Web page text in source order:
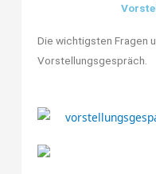
Die wichtigsten Fragen
Vorstellungsgespräch.